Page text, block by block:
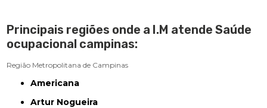
Principais regiões onde a I.M atende Saúde
ocupacional campinas:
Região Metropolitana de Campinas
Americana
Artur Nogueira